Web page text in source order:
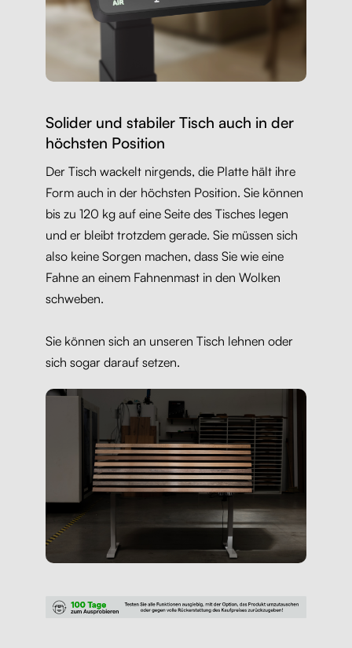
Solider und stabiler Tisch auch in der
höchsten Position
Der Tisch wackelt nirgends, die Platte hält ihre
Form auch in der höchsten Position. Sie können
bis zu 120 kg auf eine Seite des Tisches legen
und er bleibt trotzdem gerade. Sie müssen sich
also keine Sorgen machen, dass Sie wie eine
Fahne an einem Fahnenmast in den Wolken
schweben.
Sie können sich an unseren Tisch lehnen oder
sich sogar darauf setzen.